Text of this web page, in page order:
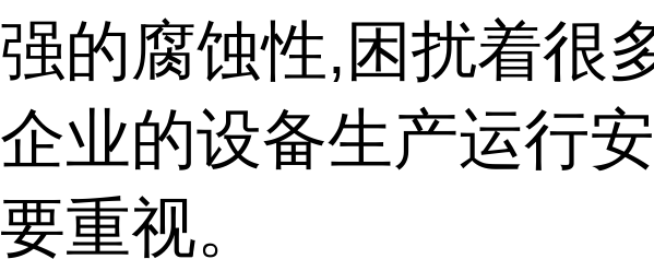
强的腐蚀性,困扰着很
企业的设备生产运行
要重视。